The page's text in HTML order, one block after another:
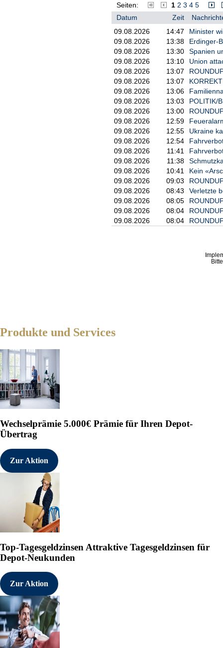
Etwa 5,3 Millionen Menschen
öffentlichen Dienst sind laut
andere Arbeitnehmer in die
Ausscheiden aus dem Dienst
Seiten: 1 2 3 4 5
Datum
Zeit
09.08.2026
14:47
Minister
09.08.2026
13:38
Erdinger-
09.08.2026
13:30
Spanien
09.08.2026
13:10
Union
09.08.2026
13:07
09.08.2026
13:07
09.08.2026
13:06
09.08.2026
13:03
POLITIK/
09.08.2026
13:00
09.08.2026
12:59
09.08.2026
12:55
Ukraine
09.08.2026
12:54
09.08.2026
11:41
09.08.2026
11:38
09.08.2026
10:41
Kein
09.08.2026
09:03
09.08.2026
08:43
Verletzte
09.08.2026
08:05
09.08.2026
08:04
09.08.2026
08:04
Produkte und Services
Wechselprämie 5.000€ Prämie für Ihren Depot-
Übertrag
Zur Aktion
Top-Tagesgeldzinsen Attraktive Tagesgeldzinsen für
Depot-Neukunden
Zur Aktion